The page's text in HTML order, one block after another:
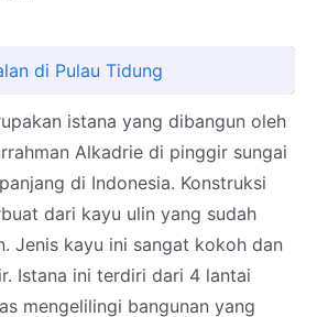
di Pulau Tidung
istana yang dibangun oleh
Alkadrie di pinggir sungai
di Indonesia. Konstruksi
dari kayu ulin yang sudah
Jenis kayu ini sangat kokoh dan
Istana ini terdiri dari 4 lantai
mengelilingi bangunan yang